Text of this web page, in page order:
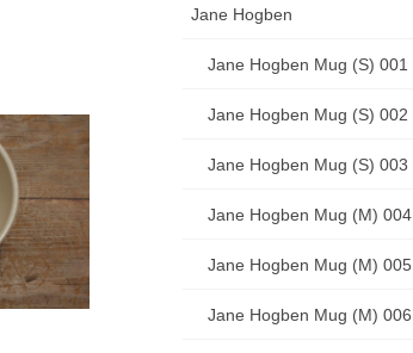
Jane Hogben
Jane Hogben Mug (S) 001
Jane Hogben Mug (S) 002
Jane Hogben Mug (S) 003
Jane Hogben Mug (M) 004
Jane Hogben Mug (M) 005
Jane Hogben Mug (M) 006